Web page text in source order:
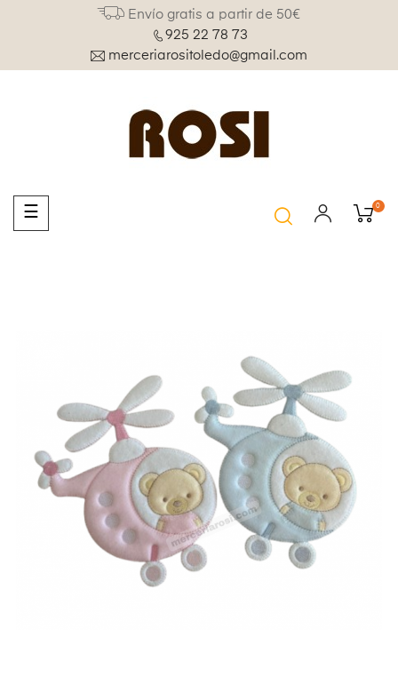
Envío gratis a partir de 50€
925 22 78 73
merceriarositoledo@gmail.com
Navegación
de
☰ 0